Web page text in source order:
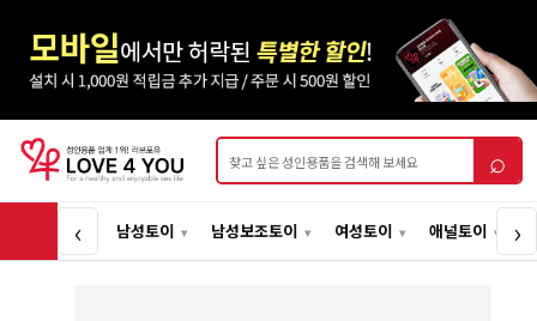
상품검색 ⌕
‹ 남성토이 남성보조토이 여성토이 애널토이 ›